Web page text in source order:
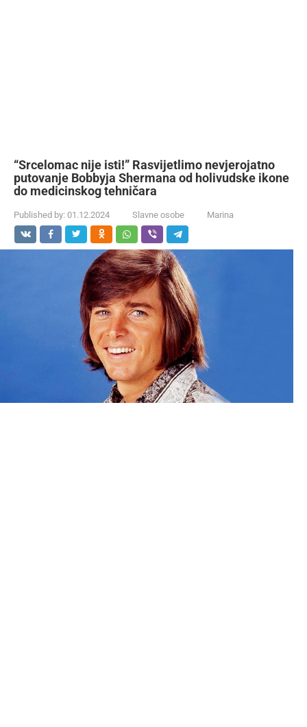
“Srcelomac nije isti!” Rasvijetlimo nevjerojatno
putovanje Bobbyja Shermana od holivudske ikone
do medicinskog tehničara
Published by: 01.12.2024 Slavne osobe Marina